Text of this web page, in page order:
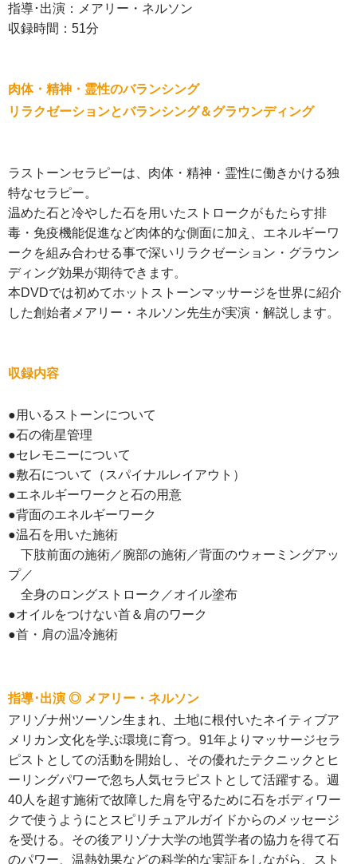
指導･出演：メアリー・ネルソン
収録時間：51分
肉体・精神・霊性のバランシング
リラクゼーションとバランシング＆グラウンディング
ラストーンセラピーは、肉体・精神・霊性に働きかける独
特なセラピー。
温めた石と冷やした石を用いたストロークがもたらす排
毒・免疫機能促進など肉体的な側面に加え、エネルギーワ
ークを組み合わせる事で深いリラクゼーション・グラウン
ディング効果が期待できます。
本DVDでは初めてホットストーンマッサージを世界に紹介
した創始者メアリー・ネルソン先生が実演・解説します。
収録内容
●用いるストーンについて
●石の衛星管理
●セレモニーについて
●敷石について（スパイナルレイアウト）
●エネルギーワークと石の用意
●背面のエネルギーワーク
●温石を用いた施術
下肢前面の施術／腕部の施術／背面のウォーミングアッ
プ／
全身のロングストローク／オイル塗布
●オイルをつけない首＆肩のワーク
●首・肩の温冷施術
指導･出演 ◎ メアリー・ネルソン
アリゾナ州ツーソン生まれ、土地に根付いたネイティブア
メリカン文化を学ぶ環境に育つ。91年よりマッサージセラ
ピストとしての活動を開始し、その優れたテクニックとヒ
ーリングパワーで忽ち人気セラピストとして活躍する。週
40人を超す施術で故障した肩を守るために石をボディワー
クで使うようにとスピリチュアルガイドからのメッセージ
を受ける。その後アリゾナ大学の地質学者の協力を得て石
のパワー、温熱効果などの科学的な実証をしながら、スト